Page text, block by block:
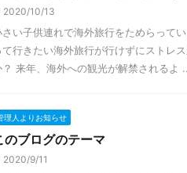
2020/10/13
さい子供連れで海外旅行をためらって
て行きたい海外旅行が行けずにストレ
？ 来年、海外への観光が解禁されるよ
理人よりお知らせ
のブログのテーマ
2020/9/11